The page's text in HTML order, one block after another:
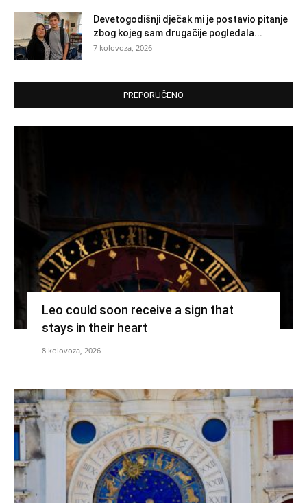
Devetogodišnji dječak mi je postavio pitanje
zbog kojeg sam drugačije pogledala...
7 kolovoza, 2026
PREPORUČENO
Leo could soon receive a sign that
stays in their heart
8 kolovoza, 2026